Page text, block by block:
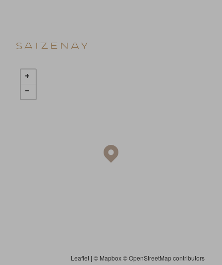
Saizenay
Leaflet | © Mapbox©OpenStreetMap contributors